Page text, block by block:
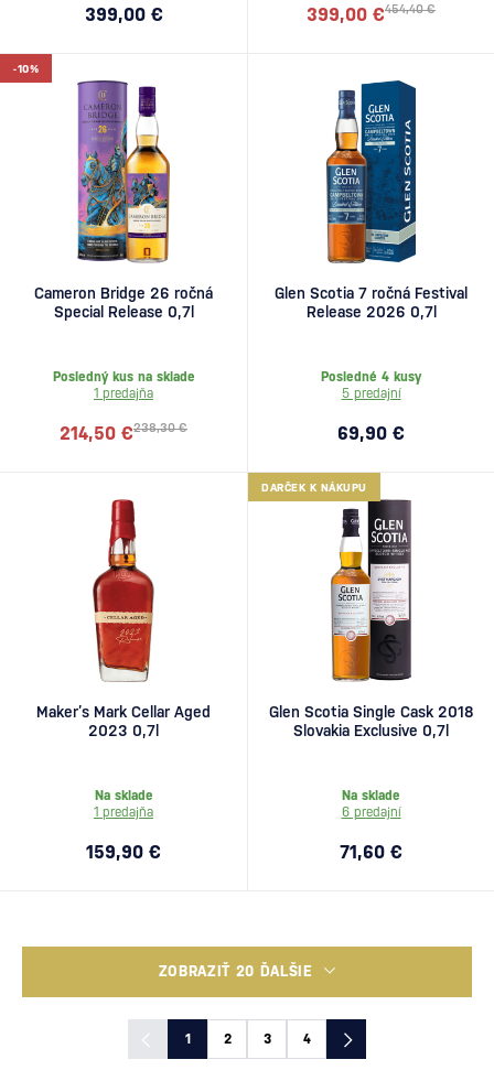
399,00 € 454,40 €
399,00 €
-10%
Cameron Bridge 26 ročná
Special Release 0,7l
Posledný kus na sklade
1 predajňa
238,30 €
214,50 €
Glen Scotia 7 ročná Festival
Release 2026 0,7l
Posledné 4 kusy
5 predajní
69,90 €
Maker’s Mark Cellar Aged
2023 0,7l
Na sklade
1 predajňa
159,90 €
DARČEK K NÁKUPU
Glen Scotia Single Cask 2018
Slovakia Exclusive 0,7l
Na sklade
6 predajní
71,60 €
ZOBRAZIŤ 20 ĎALŠIE
1 2 3 4